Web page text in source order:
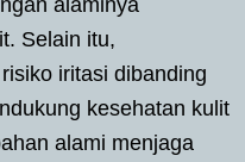
alaminya
Selain itu,
iritasi dibanding
kesehatan kulit
alami menjaga